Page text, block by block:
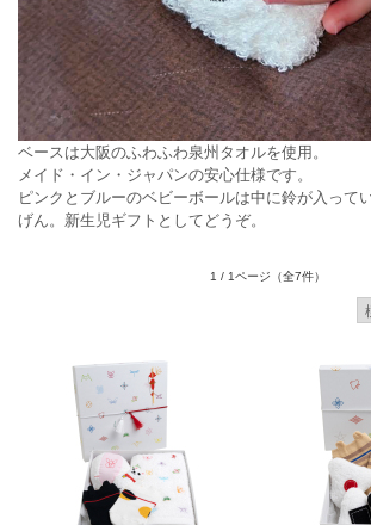
ベースは大阪のふわふわ泉州タオルを使用。
メイド・イン・ジャパンの安心仕様です。
ピンクとブルーのベビーボールは中に鈴が入って
げん。新生児ギフトとしてどうぞ。
1 / 1ページ （全7件）